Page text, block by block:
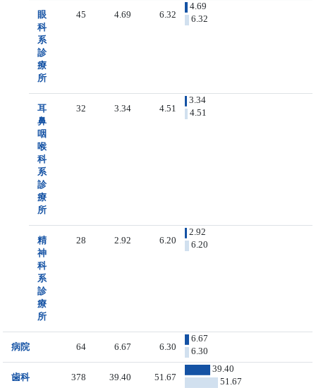
眼
科
系
診
療
所
45 4.69 6.32
4.69
6.32
耳
鼻
咽
喉
科
系
診
療
所
32 3.34 4.51
3.34
4.51
精
神
科
系
診
療
所
28 2.92 6.20
2.92
6.20
病院 64 6.67 6.30
6.67
6.30
歯科 378 39.40 51.67
39.40
51.67